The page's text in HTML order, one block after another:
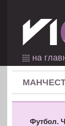
на
Футбол.